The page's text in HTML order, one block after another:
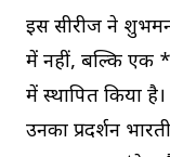
इस सीरीज ने
में नहीं, बल्कि एक
में स्थापित किया
उनका प्रदर्शन